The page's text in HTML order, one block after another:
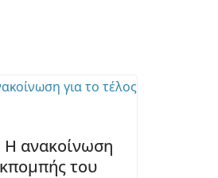
Η ανακοίνωση
του